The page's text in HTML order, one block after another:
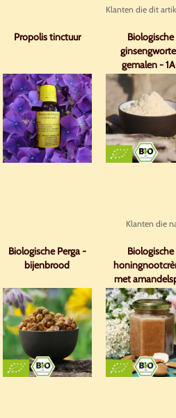
Klanten die dit
Propolis tinctuur
Biologische
gemalen -
kwaliteit
Klanten die
Biologische Perga -
bijenbrood
Biologische
met